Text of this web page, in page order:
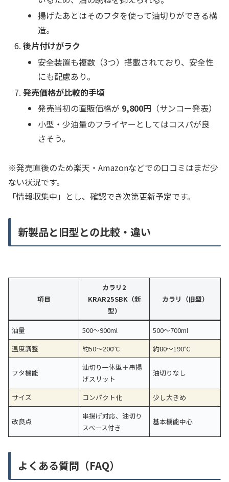
揚げたあとはそのフタを使って油切りができる構
造。
後片付けがラク
安全装置も複数（3つ）搭載されており、安全性
にも配慮あり。
発売価格が比較的手頃
発売当初の直販価格が 9,800円 （サンコー発表）
小型・少油量のフライヤーとしてはコスパが良
さそう。
※発売直後のため楽天・Amazonなどでの口コミはまだ少
ない状況です。
「情報収集中」とし、確認でき次第更新予定です。
新製品と旧型との比較・違い
項目
カラリ2
KRAR25SBK（新
型）
カラリ（旧型）
油量 500〜900ml
500〜700ml
温度調整
約50〜200℃ 約80〜190℃
フタ機能
油切り一体型＋串揚
げスリット
油切りなし
サイズ コンパクト化 少し大きめ
改良点
串揚げ対応、油切り
スペース付き
基本機能中心
よくある質問（FAQ）